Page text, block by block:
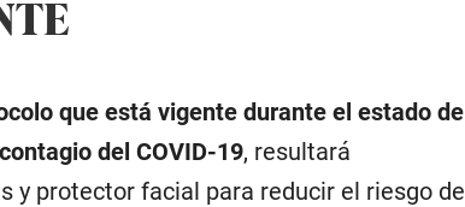
que está vigente durante el estado de
del COVID-19, resultará
y protector facial para reducir el riesgo de